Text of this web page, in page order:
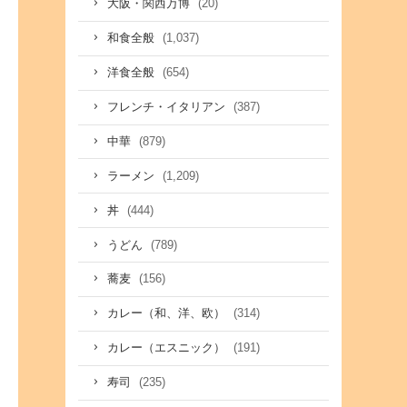
大阪・関西万博 (20)
和食全般 (1,037)
洋食全般 (654)
フレンチ・イタリアン (387)
中華 (879)
ラーメン (1,209)
丼 (444)
うどん (789)
蕎麦 (156)
カレー（和、洋、欧） (314)
カレー（エスニック） (191)
寿司 (235)